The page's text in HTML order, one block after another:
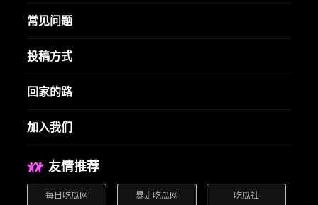
常见问题
投稿方式
回家的路
加入我们
友情推荐
每日吃瓜网 暴走吃瓜网 吃瓜社